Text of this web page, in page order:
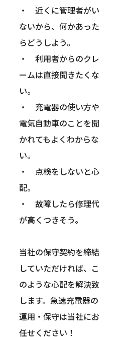
・　近くに管理者がい
ないから、何かあった
らどうしよう。
・　利用者からのクレ
ームは直接聞きたくな
い。
・　充電器の使い方や
電気自動車のことを聞
かれてもよくわからな
い。
・　点検をしないと心
配。
・　故障したら修理代
が高くつきそう。
当社の保守契約を締結
していただければ、こ
のような心配を解決致
します。急速充電器の
運用・保守は当社にお
任せください！